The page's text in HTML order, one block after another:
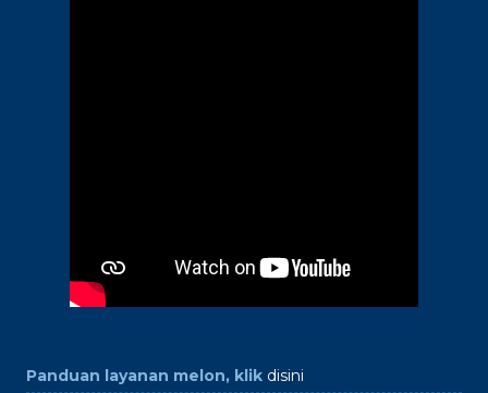
Panduan layanan melon, klik disini